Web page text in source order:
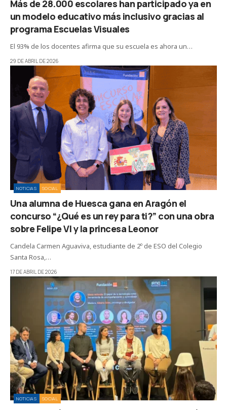
Más de 28.000 escolares han participado ya en
un modelo educativo más inclusivo gracias al
programa Escuelas Visuales
El 93% de los docentes afirma que su escuela es ahora un…
29 DE ABRIL DE 2026
NOTICIAS SOCIAL
Una alumna de Huesca gana en Aragón el
concurso “¿Qué es un rey para ti?” con una obra
sobre Felipe VI y la princesa Leonor
Candela Carmen Aguaviva, estudiante de 2º de ESO del Colegio
Santa Rosa,…
17 DE ABRIL DE 2026
NOTICIAS SOCIAL